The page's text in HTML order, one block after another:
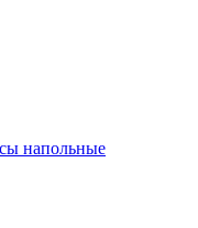
напольные